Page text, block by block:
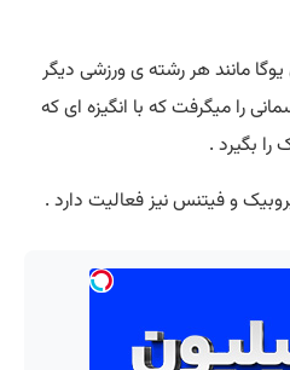
مانند هر رشته ی ورزشی دیگر
را میگرفت که با انگیزه ای که
بگیرد .
و فیتنس نیز فعالیت دارد .